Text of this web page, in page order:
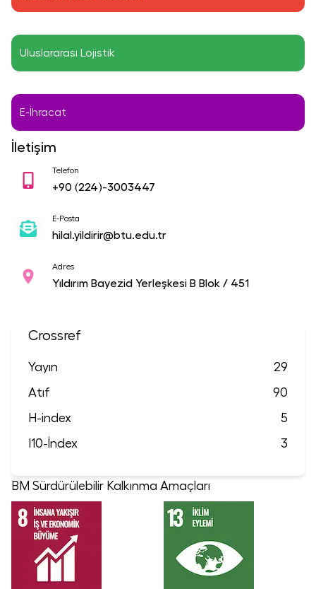
Uluslararası Lojistik
E-İhracat
İletişim
Telefon
+90 (224)-3003447
E-Posta
hilal.yildirir@btu.edu.tr
Adres
Yıldırım Bayezid Yerleşkesi B Blok / 451
Crossref
Yayın
29
Atıf
90
H-index
5
I10-İndex
3
BM Sürdürülebilir Kalkınma Amaçları